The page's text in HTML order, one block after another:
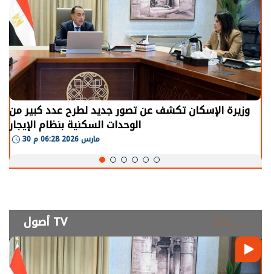
وزيرة الإسكان تكشف عن تصور جديد لطرح عدد كبير من
الوحدات السكنية بنظام الإيجار
30 مارس 2026 06:28 م
أصول TV